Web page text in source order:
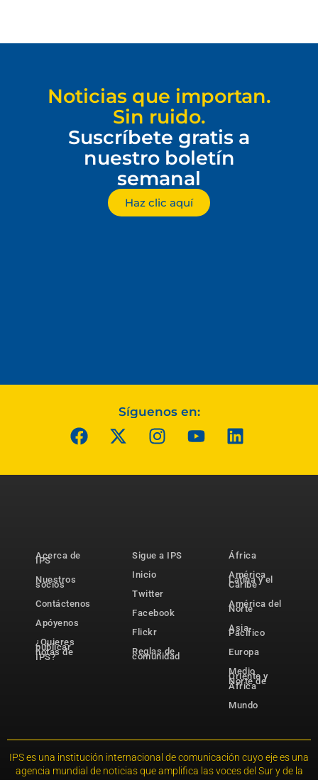
Noticias que importan.
Sin ruido.
Suscríbete gratis a
nuestro boletín
semanal
Haz clic aquí
Síguenos en:
Acerca de
IPS
Nuestros
socios
Contáctenos
Apóyenos
¿Quieres
publicar
notas de
IPS?
Sigue a IPS
Inicio
Twitter
Facebook
Flickr
Reglas de
comunidad
África
América
Latina y el
Caribe
América del
Norte
Asia-
Pacífico
Europa
Medio
Oriente y
Norte de
África
Mundo
IPS es una institución internacional de comunicación cuyo eje es una
agencia mundial de noticias que amplifica las voces del Sur y de la